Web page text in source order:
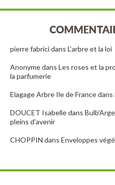
pierre fabricidans L’arbre et la loi
Anonymedans Les roses et la
la parfumerie
Elagage Arbre Ile de Francedans
DOUCET Isabelledans
pleins d'avenir
CHOPPIN dans Enveloppes